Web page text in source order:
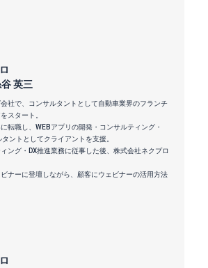
英三
社で、コンサルタントとして自動車業界のフランチ
スタート。
転職し、WEBアプリの開発・コンサルティング・
ントとしてクライアントを支援。
ング・DX推進業務に従事した後、株式会社ネクプロ
ナーに登壇しながら、顧客にウェビナーの活用方法